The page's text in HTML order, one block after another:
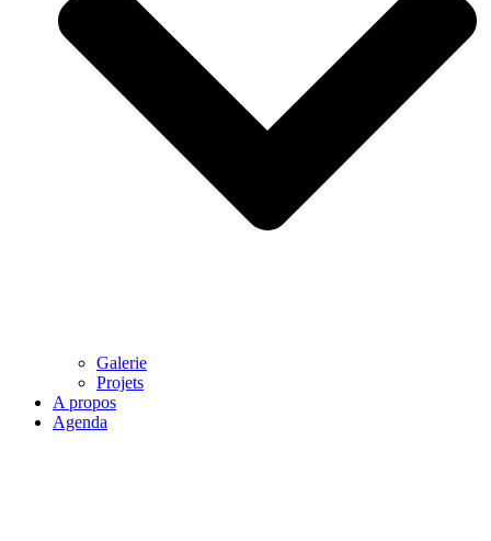
Galerie
Projets
A propos
Agenda